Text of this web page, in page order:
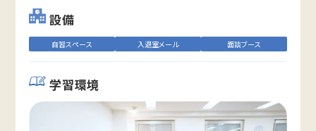
設備
自習スペース 入退室メール 面談ブース
学習環境